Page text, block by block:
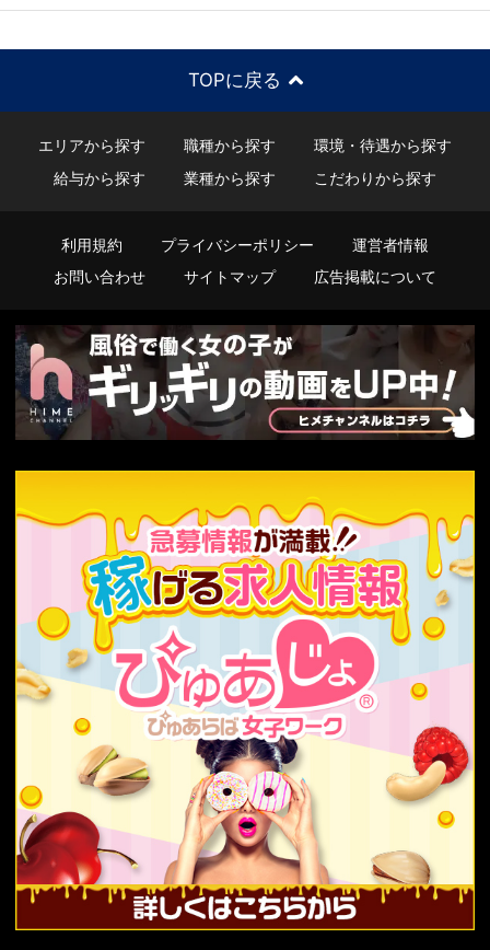
TOPに戻る
エリアから探す 職種から探す
環境・待遇から探す
給与から探す
業種から探す こだわりから探す
利用規約 プライバシーポリシー
運営者情報
お問い合わせ
サイトマップ 広告掲載について